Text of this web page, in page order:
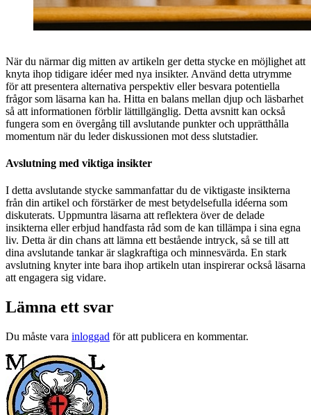
När du närmar dig mitten av artikeln ger detta stycke en möjlighet att
knyta ihop tidigare idéer med nya insikter. Använd detta utrymme
för att presentera alternativa perspektiv eller besvara potentiella
frågor som läsarna kan ha. Hitta en balans mellan djup och läsbarhet
så att informationen förblir lättillgänglig. Detta avsnitt kan också
fungera som en övergång till avslutande punkter och upprätthålla
momentum när du leder diskussionen mot dess slutstadier.
Avslutning med viktiga insikter
I detta avslutande stycke sammanfattar du de viktigaste insikterna
från din artikel och förstärker de mest betydelsefulla idéerna som
diskuterats. Uppmuntra läsarna att reflektera över de delade
insikterna eller erbjud handfasta råd som de kan tillämpa i sina egna
liv. Detta är din chans att lämna ett bestående intryck, så se till att
dina avslutande tankar är slagkraftiga och minnesvärda. En stark
avslutning knyter inte bara ihop artikeln utan inspirerar också läsarna
att engagera sig vidare.
Lämna ett svar
Du måste vara inloggad för att publicera en kommentar.